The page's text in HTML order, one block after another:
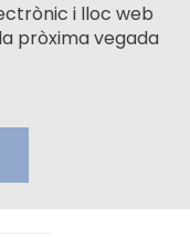
i lloc web
pròxima vegada